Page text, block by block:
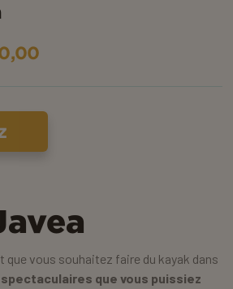
que vous souhaitez faire du kayak dans
que vous puissiez